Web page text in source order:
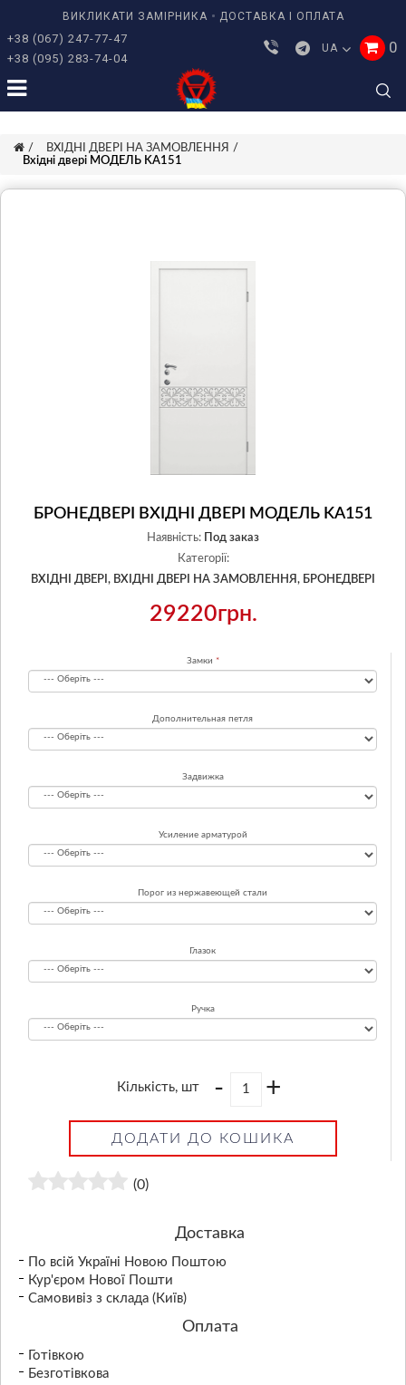
ВИКЛИКАТИ ЗАМІРНИКА ДОСТАВКА І ОПЛАТА
+38 (067) 247-77-47
+38 (095) 283-74-04
UA 0
ВХІДНІ ДВЕРІ НА ЗАМОВЛЕННЯ
Вхідні двері МОДЕЛЬ KA151
БРОНЕДВЕРІ ВХІДНІ ДВЕРІ МОДЕЛЬ KA151
Наявність:
Под заказ
Категорії:
ВХІДНІ ДВЕРІ, ВХІДНІ ДВЕРІ НА ЗАМОВЛЕННЯ, БРОНЕДВЕРІ
29220грн.
Замки
Дополнительная петля
Задвижка
Усиление арматурой
Порог из нержавеющей стали
Глазок
Ручка
Кількість, шт - +
ДОДАТИ ДО КОШИКА
(0)
Доставка
По всій Україні Новою Поштою
Кур'єром Нової Пошти
Самовивіз з склада (Київ)
Оплата
Готівкою
Безготівкова